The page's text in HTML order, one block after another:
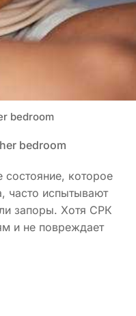
bedroom
bedroom
которое
часто испытывают
запоры. Хотя СРК
и не повреждает